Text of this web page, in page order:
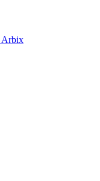
Arbix